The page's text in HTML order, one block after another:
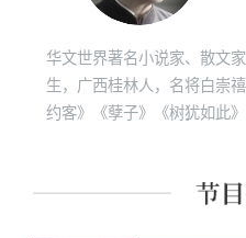
华文世界著名小说家、散文
生，广西桂林人，名将白崇
约客》《孽子》《树犹如此